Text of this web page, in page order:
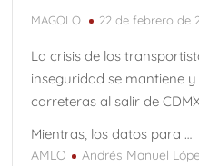
MAGOLO 22 de febrero de
La crisis de los
inseguridad se mantiene
carreteras al salir de
Mientras, los datos para …
AMLO Andrés Manuel